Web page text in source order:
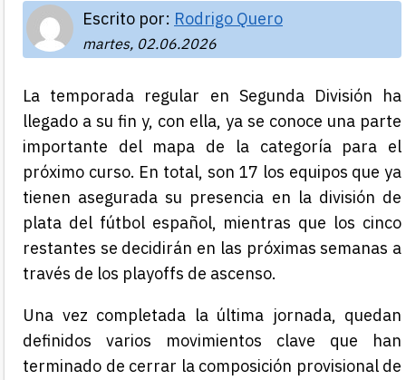
Escrito por: Rodrigo Quero
martes, 02.06.2026
La temporada regular en Segunda División ha
llegado a su fin y, con ella, ya se conoce una parte
importante del mapa de la categoría para el
próximo curso. En total, son 17 los equipos que ya
tienen asegurada su presencia en la división de
plata del fútbol español, mientras que los cinco
restantes se decidirán en las próximas semanas a
través de los playoffs de ascenso.
Una vez completada la última jornada, quedan
definidos varios movimientos clave que han
terminado de cerrar la composición provisional de